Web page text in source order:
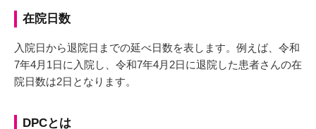
在院日数
入院日から退院日までの延べ日数を表します。例えば、令和
7年4月1日に入院し、令和7年4月2日に退院した患者さんの在
院日数は2日となります。
DPCとは